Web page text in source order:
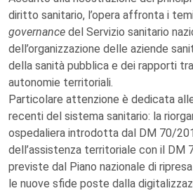
diritto sanitario, l’opera affronta i
governance del Servizio sanitario
dell’organizzazione delle aziende
della sanità pubblica e dei rapporti
autonomie territoriali.
Particolare attenzione è dedicata
recenti del sistema sanitario: la
ospedaliera introdotta dal DM 70/
dell’assistenza territoriale con il DM
previste dal Piano nazionale di
le nuove sfide poste dalla